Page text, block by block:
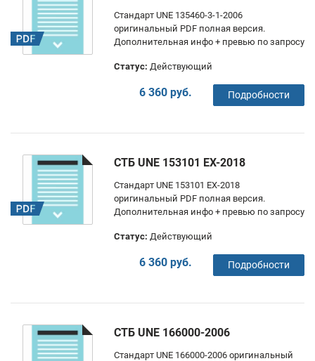
Стандарт UNE 135460-3-1-2006
оригинальный PDF полная версия.
Дополнительная инфо + превью по запросу
Статус: Действующий
6 360 руб. Подробности
СТБ UNE 153101 EX-2018
Стандарт UNE 153101 EX-2018
оригинальный PDF полная версия.
Дополнительная инфо + превью по запросу
Статус: Действующий
6 360 руб. Подробности
СТБ UNE 166000-2006
Стандарт UNE 166000-2006 оригинальный